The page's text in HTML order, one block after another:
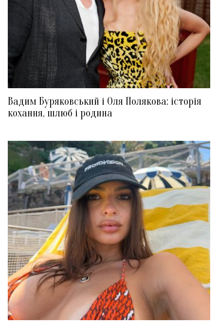
Вадим Буряковський і Оля Полякова: історія
кохання, шлюб і родина